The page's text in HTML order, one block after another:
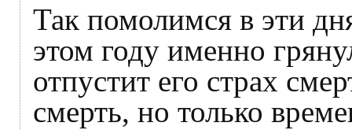
Так помолимся в эти
этом году именно
отпустит его страх
смерть, но только